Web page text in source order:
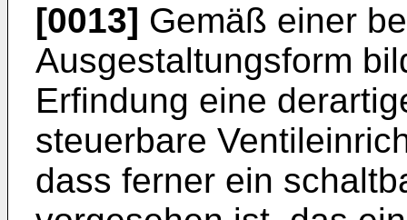
[0013] Gemäß einer
Ausgestaltungsform
Erfindung eine
steuerbare
dass ferner ein